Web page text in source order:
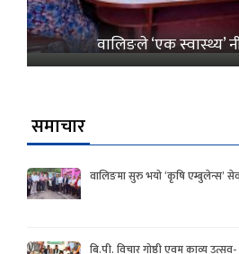
वालिङले ‘एक स्वास्थ्य’
समाचार
वालिङमा सुरु भयो ‘कृषि एम्बुलेन्स’
बि.पी. विचार गोष्ठी एवम काव्य